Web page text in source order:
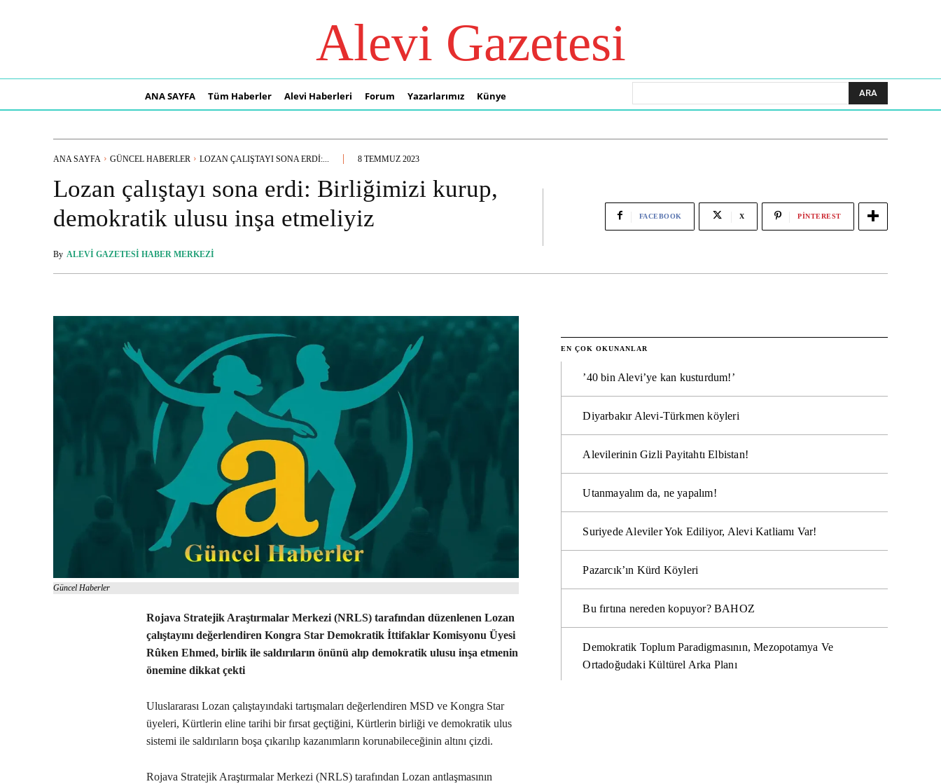
Alevi Gazetesi
ANA SAYFA Tüm Haberler Alevi Haberleri Forum Yazarlarımız Künye ARA
ANA SAYFA GÜNCEL HABERLER LOZAN ÇALIŞTAYI SONA ERDI:... 8 TEMMUZ 2023
Lozan çalıştayı sona erdi: Birliğimizi kurup,
demokratik ulusu inşa etmeliyiz
By ALEVI GAZETESI HABER MERKEZI
FACEBOOK X PINTEREST
Güncel Haberler
Rojava Stratejik Araştırmalar Merkezi (NRLS) tarafından düzenlenen Lozan
çalıştayını değerlendiren Kongra Star Demokratik İttifaklar Komisyonu Üyesi
Rûken Ehmed, birlik ile saldırıların önünü alıp demokratik ulusu inşa etmenin
önemine dikkat çekti
Uluslararası Lozan çalıştayındaki tartışmaları değerlendiren MSD ve Kongra Star
üyeleri, Kürtlerin eline tarihi bir fırsat geçtiğini, Kürtlerin birliği ve demokratik ulus
sistemi ile saldırıların boşa çıkarılıp kazanımların korunabileceğinin altını çizdi.
Rojava Stratejik Araştırmalar Merkezi (NRLS) tarafından Lozan antlaşmasının
EN ÇOK OKUNANLAR
’40 bin Alevi’ye kan kusturdum!’
Diyarbakır Alevi-Türkmen köyleri
Alevilerinin Gizli Payitahtı Elbistan!
Utanmayalım da, ne yapalım!
Suriyede Aleviler Yok Ediliyor, Alevi Katliamı Var!
Pazarcık’ın Kürd Köyleri
Bu fırtına nereden kopuyor? BAHOZ
Demokratik Toplum Paradigmasının, Mezopotamya Ve
Ortadoğudaki Kültürel Arka Planı